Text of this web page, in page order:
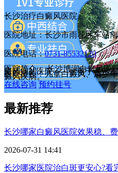
长沙治疗白癜风医院
医院地址：长沙市雨花区车站
医院电话：0731-85532120
医院简介： 长沙博润白癜风医
癜风病的医院——坐落于长沙市
医院擅长：儿童白癜风、清少
癜风疾病。
在线咨询 预约挂号
最新推荐
长沙哪家白癜风医院效果稳、
2026-07-31 14:41
长沙哪家医院治白斑更安心?看